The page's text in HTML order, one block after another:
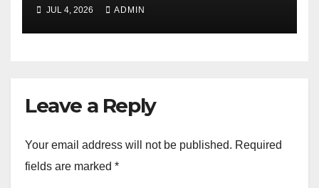
JUL 4, 2026 ADMIN
Leave a Reply
Your email address will not be published. Required
fields are marked *